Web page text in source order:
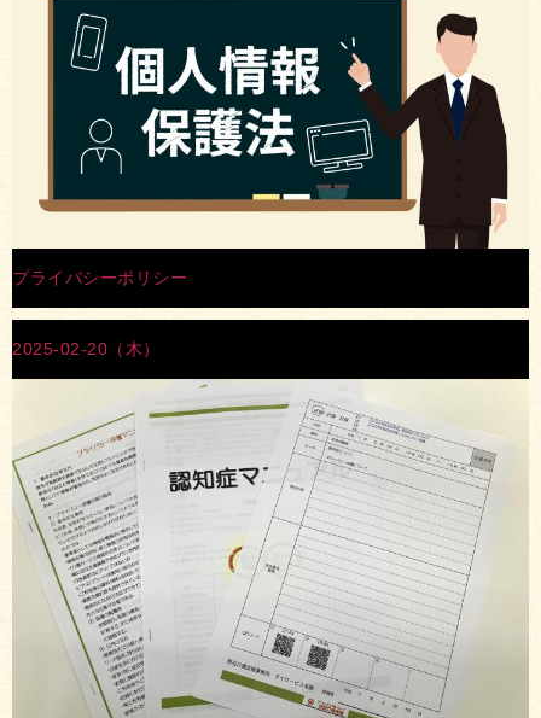
プライバシーポリシー
2025-02-20（木）